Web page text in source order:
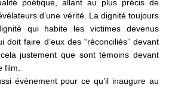
poétique, allant au plus précis de
d’une vérité. La dignité toujours
qui habite les victimes devenus
doit faire d’eux des “réconciliés” devant
justement que sont témoins devant
film.
événement pour ce qu’il inaugure au